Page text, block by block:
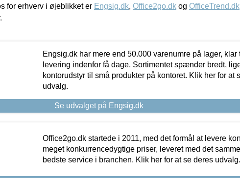
for erhverv i øjeblikket er Engsig.dk, Office2go.dk og OfficeTrend.dk
Engsig.dk har mere end 50.000 varenumre på lager, klar
levering indenfor få dage. Sortimentet spænder bredt,
kontorudstyr til små produkter på kontoret. Klik her for at
udvalg.
Se udvalget på Engsig.dk
Office2go.dk startede i 2011, med det formål at levere
meget konkurrencedygtige priser, leveret med det
bedste service i branchen. Klik her for at se deres udvalg.